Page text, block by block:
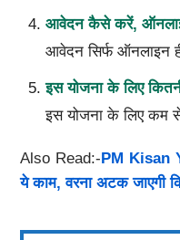
आवेदन कैसे करें,
आवेदन सिर्फ ऑनलाइन
इस योजना के लिए
इस योजना के लिए कम
Also Read:-PM Kisan
ये काम, वरना अटक जाएगी